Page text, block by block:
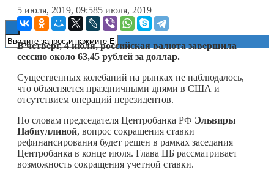
5 июля, 2019, 09:585 июля, 2019
В четверг, 4 июля, российская валюта завершила
сессию около 63,45 рублей за доллар.
Существенных колебаний на рынках не наблюдалось,
что объясняется праздничными днями в США и
отсутствием операций нерезидентов.
По словам председателя Центробанка РФ Эльвиры
Набиуллиной, вопрос сокращения ставки
рефинансирования будет решен в рамках заседания
Центробанка в конце июля. Глава ЦБ рассматривает
возможность сокращения учетной ставки.